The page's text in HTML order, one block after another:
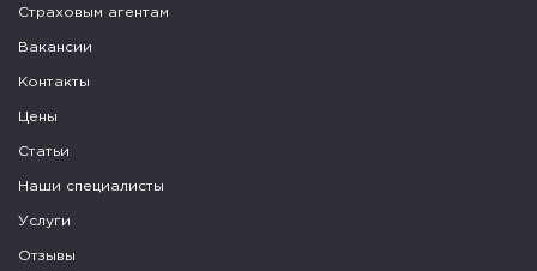
Страховым агентам
Вакансии
Контакты
Цены
Статьи
Наши специалисты
Услуги
Отзывы